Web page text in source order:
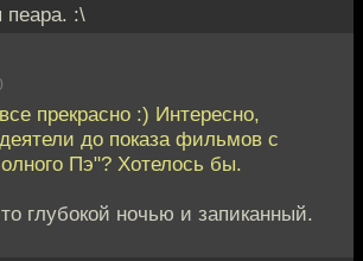
пеара. :\
прекрасно :) Интересно,
до показа фильмов с
Пэ"? Хотелось бы.
глубокой ночью и запиканный.